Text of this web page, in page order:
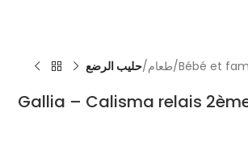
Bébé et طعام حليب الرضع
Gallia – Calisma relais